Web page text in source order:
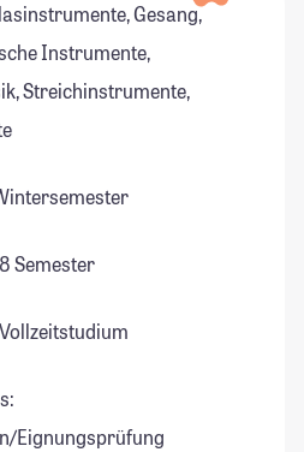
Gesang,
Instrumente,
Streichinstrumente,
Semester
Eignungsprüfung